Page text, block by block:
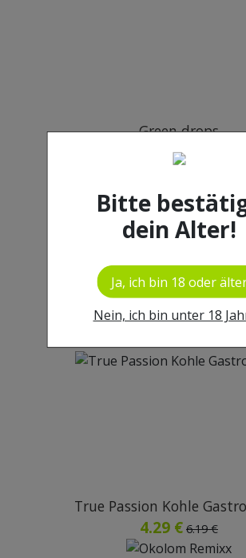
Bitte
dein Alter!
Ja, ich bin 18 oder
Nein, ich bin unter 18
Green drops
3.90 €
E20 4 Puts / BLAU
True Passion Kohle
4.29 € 6.19 €